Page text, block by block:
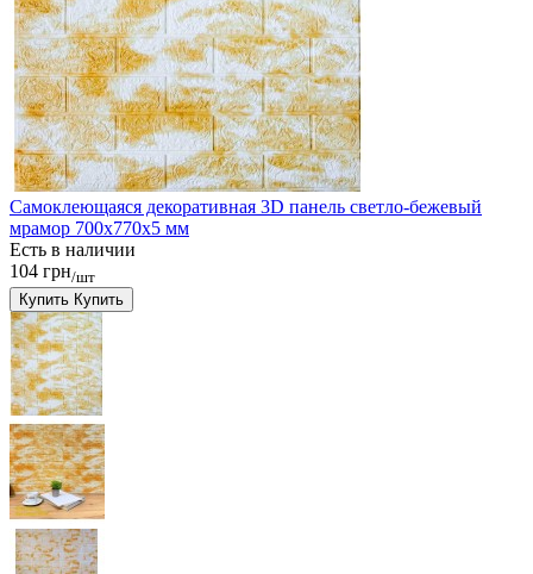
Самоклеющаяся декоративная 3D панель светло-бежевый
мрамор 700x770x5 мм
Есть в наличии
104 грн/шт
Купить Купить